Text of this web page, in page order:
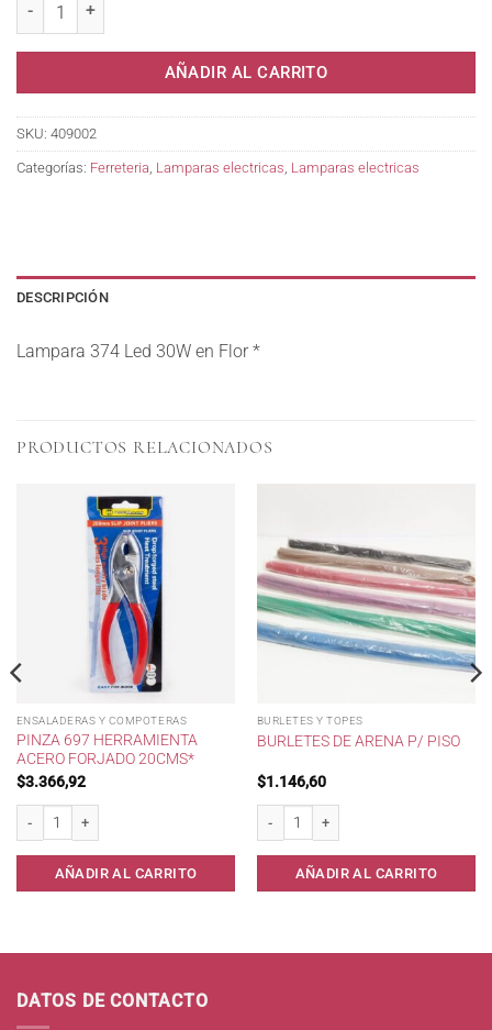
AÑADIR AL CARRITO
SKU: 409002
Categorías: Ferreteria Lamparas electricas Lamparas electricas
DESCRIPCIÓN
Lampara 374 Led 30W en Flor *
PRODUCTOS RELACIONADOS
ENSALADERAS Y COMPOTERAS
PINZA 697 HERRAMIENTA
ACERO FORJADO 20CMS*
$3.366,92
AÑADIR AL CARRITO
BURLETES Y TOPES
BURLETES DE ARENA P/ PISO
$1.146,60
AÑADIR AL CARRITO
DATOS DE CONTACTO